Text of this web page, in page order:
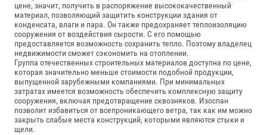
цене, значит, получить в распоряжение высококачественный
материал, позволяющий защитить конструкции здания от
конденсата, влаги и пара. Он также предохраняет теплоизоляцию
сооружения от воздействия сырости. С его помощью
предоставляется возможность сохранить тепло. Поэтому владелец
недвижимости сможет сэкономить на отоплении.
Группа отечественных строительных материалов доступна по цене,
которая значительно меньше стоимости подобной продукции,
выпущенной зарубежными компаниями. При минимальных
затратах имеется возможность обеспечить комплексную защиту
сооружения, включая предотвращение сквозняков. Изоспан
позволит избавиться от всепроникающего ветра, так как им можно
закрыть слабые места конструкций, которыми являются стыки и
щели.